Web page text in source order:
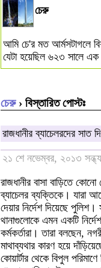
চেরু
আমি চে'র মত আর্মসটাগলে
যেটা হয়েছিল ৬২৩ সালে এক
চেরু› বিস্তারিত পোস্টঃ
রাজধানীর ব্যাচেলরদের সাত
২১ শে নভেম্বর, ২০১৩
রাজধানীর বাসা বাড়িতে
ব্যাচেলর ব্যক্তিকে। যারা
দেয়ার নির্দেশ দিয়েছে
থানাগুলোকে এমন একটি
কর্মকর্তারা। তারা বলছেন,
মাথাব্যথার কারণ হয়ে
কোয়ার্টার থেকে বিপুল